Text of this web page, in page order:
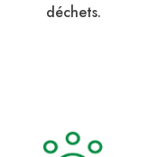
déchets.